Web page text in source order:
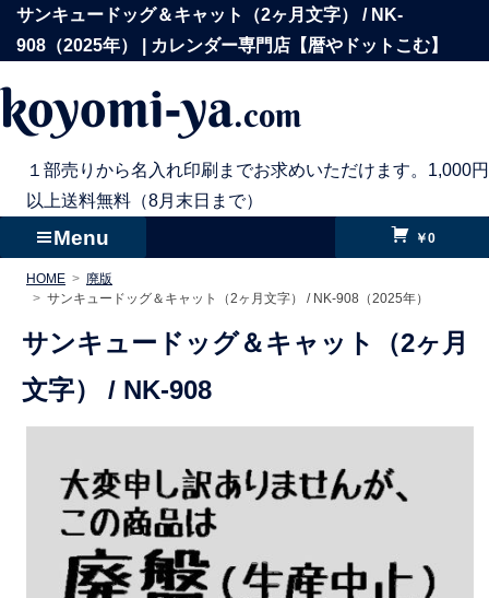
ン
ッ
サンキュードッグ＆キャット（2ヶ月文字） / NK-
908（2025年） | カレンダー専門店【暦やドットこむ】
koyomi-ya.com
１部売りから名入れ印刷までお求めいただけます。1,000円
以上送料無料（8月末日まで）
Menu ￥0
HOME
廃版
サンキュードッグ＆キャット（2ヶ月文字） / NK-908（2025年）
サンキュードッグ＆キャット（2ヶ月
文字） / NK-908